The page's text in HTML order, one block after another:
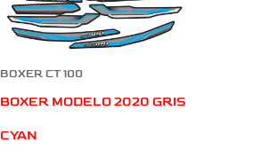
BOXER CT 100
BOXER MODELO 2020 GRIS
CYAN